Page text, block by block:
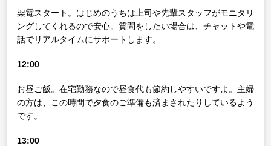
架電スタート。はじめのうちは上司や先輩スタッフがモニタリ
ングしてくれるので安心。質問をしたい場合は、チャットや電
話でリアルタイムにサポートします。
12:00
お昼ご飯。在宅勤務なので昼食代も節約しやすいですよ。主婦
の方は、この時間で夕食のご準備も済まされたりしているよう
です。
13:00